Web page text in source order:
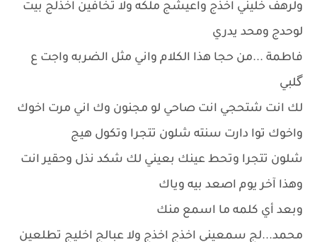
ولرهف خليني اخذج واعيشج ملكه ولا تخافين اخذلج بيت
لوحدج ومحد يدري
فاطمة ...من حجا هذا الكلام واني مثل الضربه واجت ع
گلبي
لك انت شتحجي انت صاحي لو مجنون وك اني مرت اخوك
واخوك توا دارت سنته شلون تتجرا وتكول هيج
شلون تتجرا وتحط عينك بعيني لك شكد نذل وحقير انت
وهذا آخر يوم اصعد بيه وياك
وبعد أي كلمه ما اسمع منك
محمد...لج سمعيني اخذج اخذج ولا عبالج اخليج تطلعين